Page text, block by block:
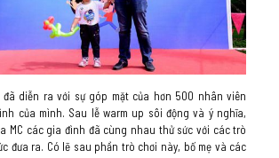
đã diễn ra với sự góp mặt của hơn 500 nhân viên
của mình. Sau lễ warm up sôi động và ý nghĩa,
MC các gia đình đã cùng nhau thử sức với các trò
đưa ra. Có lẽ sau phần trò chơi này, bố mẹ và các